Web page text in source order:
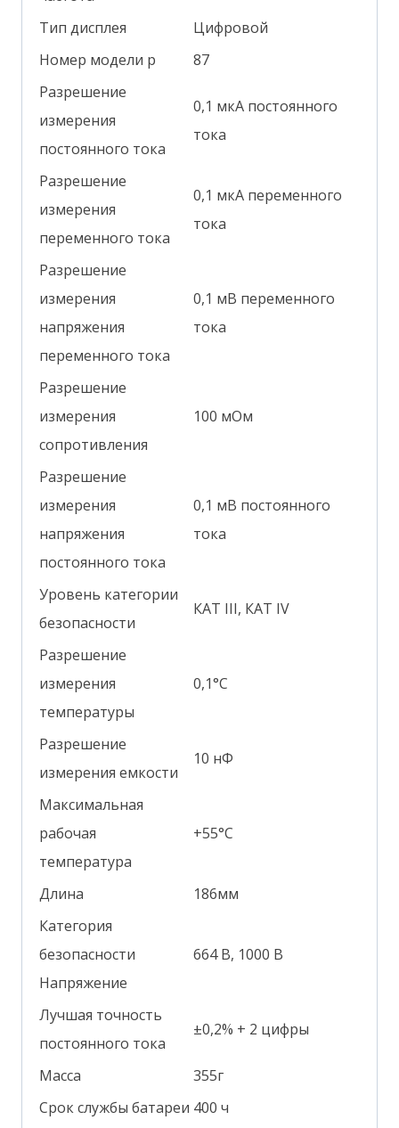
Тип дисплея
Цифровой
Номер модели р
87
Разрешение
измерения
постоянного тока
0,1 мкА постоянного
тока
Разрешение
измерения
переменного тока
0,1 мкА переменного
тока
Разрешение
измерения
напряжения
переменного тока
0,1 мВ переменного
тока
Разрешение
измерения
сопротивления
100 мОм
Разрешение
измерения
напряжения
постоянного тока
0,1 мВ постоянного
тока
Уровень категории
безопасности
КАТ III, КАТ IV
Разрешение
измерения
температуры
0,1°С
Разрешение
измерения емкости
10 нФ
Максимальная
рабочая
температура
+55°С
Длина
186мм
Категория
безопасности
Напряжение
664 В, 1000 В
Лучшая точность
постоянного тока
±0,2% + 2 цифры
Масса
355г
Срок службы батареи 400 ч